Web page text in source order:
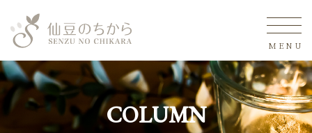
MENU
COLUMN